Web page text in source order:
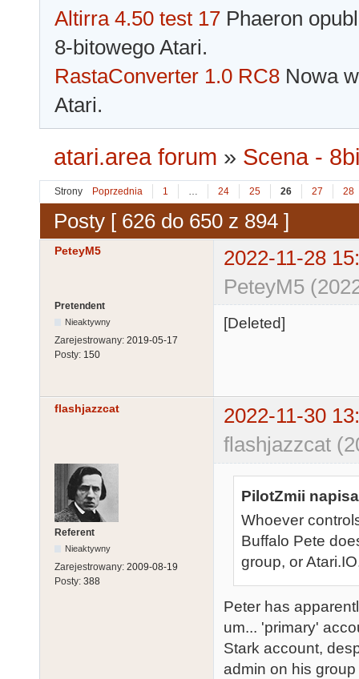
Altirra 4.50 test 17 Phaeron
8-bitowego Atari.
RastaConverter 1.0 RC8 Nowa
Atari.
atari.area forum » Scena -
Strony Poprzednia 1 … 24 25 26 27 28
Posty [ 626 do 650 z 894 ]
PeteyM5
2022-11-28
PeteyM5
Pretendent
Nieaktywny
Zarejestrowany: 2019-05-17
Posty: 150
[Deleted]
flashjazzcat
2022-11-30
flashjazzcat
Referent
Nieaktywny
Zarejestrowany: 2009-08-19
Posty: 388
PilotZmii
Whoever
Buffalo Pete
group, or
Peter has
um... 'primary'
Stark account,
admin on his